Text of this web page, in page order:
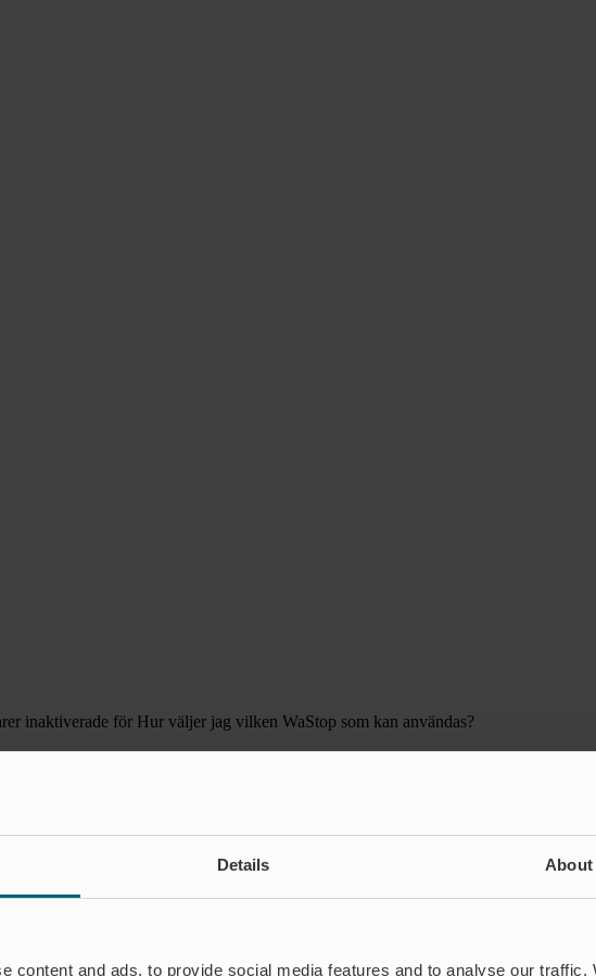
Details About
content and ads, to provide social media features and to analyse our traffic.
inaktiverade för Hur väljer jag vilken WaStop som kan användas?